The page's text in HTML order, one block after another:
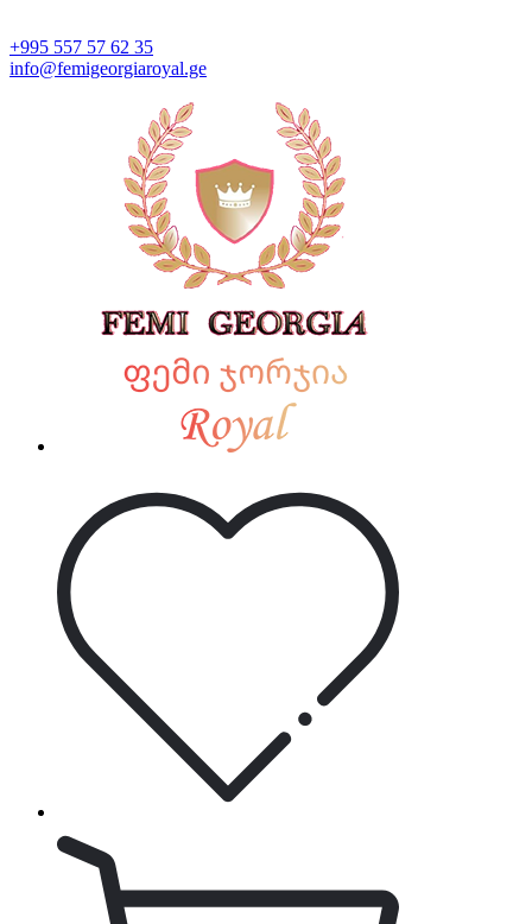
+995 557 57 62 35
info@femigeorgiaroyal.ge